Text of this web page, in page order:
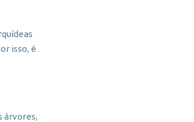
isso, é
árvores,